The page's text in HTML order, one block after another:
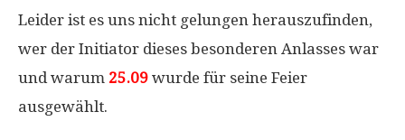
Leider ist es uns nicht gelungen herauszufinden,
wer der Initiator dieses besonderen Anlasses war
und warum 25.09 wurde für seine Feier
ausgewählt.